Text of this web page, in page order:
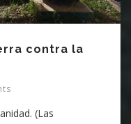
contra la
(Las